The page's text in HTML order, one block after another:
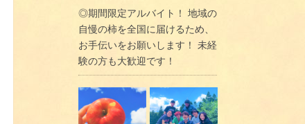
◎期間限定アルバイト！ 地域の
自慢の柿を全国に届けるため、
お手伝いをお願いします！ 未経
験の方も大歓迎です！